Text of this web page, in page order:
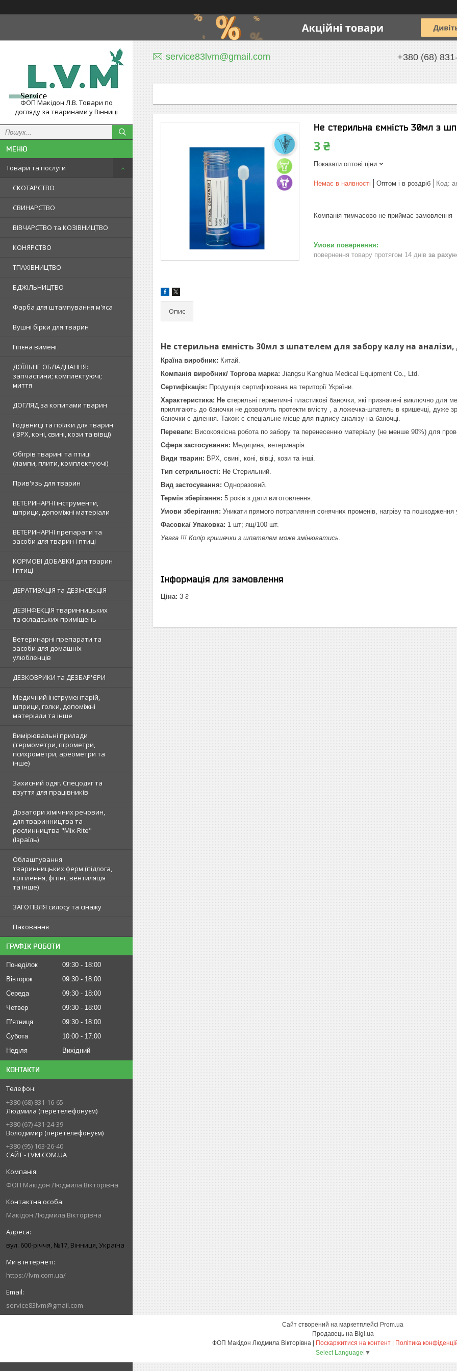
ФОП Макідон Л.В. Товари по
догляду за тваринами у Вінниці
Товари та послуги
СКОТАРСТВО
СВИНАРСТВО
ВІВЧАРСТВО та КОЗІВНИЦТВО
КОНЯРСТВО
ТПАХІВНИЦТВО
БДЖІЛЬНИЦТВО
Фарба для штампування м'яса
Вушні бірки для тварин
Гігієна вимені
ДОЇЛЬНЕ ОБЛАДНАННЯ:
запчастини; комплектуючі;
миття
ДОГЛЯД за копитами тварин
Годівниці та поїлки для тварин
( ВРХ, коні, свині, кози та вівці)
Обігрів тварині та птиці
(лампи, плити, комплектуючі)
Прив'язь для тварин
ВЕТЕРИНАРНІ інструменти,
шприци, допоміжні матеріали
ВЕТЕРИНАРНІ препарати та
засоби для тварин і птиці
КОРМОВІ ДОБАВКИ для тварин
і птиці
ДЕРАТИЗАЦІЯ та ДЕЗІНСЕКЦІЯ
ДЕЗІНФЕКЦІЯ тваринницьких
та складських приміщень
Ветеринарні препарати та
засоби для домашніх
улюбленців
ДЕЗКОВРИКИ та ДЕЗБАР'ЄРИ
Медичний інструментарій,
шприци, голки, допоміжні
матеріали та інше
Вимірювальні прилади
(термометри, гігрометри,
психрометри, ареометри та
інше)
Захисний одяг. Спецодяг та
взуття для працівників
Дозатори хімічних речовин,
для тваринництва та
рослинництва "Mix-Rite"
(Ізраїль)
Облаштування
тваринницьких ферм (підлога,
кріплення, фітінг, вентиляція
та інше)
ЗАГОТІВЛЯ силосу та сінажу
Паковання
ГРАФІК РОБОТИ
Понеділок 09:30
18:00
Вівторок
09:30
18:00
Середа
09:30
18:00
Четвер
09:30
18:00
Пʼятниця
09:30
18:00
Субота
10:00
17:00
Неділя
Вихідний
КОНТАКТИ
+380 (68) 831-16-65
Людмила (перетелефонуєм)
+380 (67) 431-24-39
Володимир (перетелефонуєм)
+380 (95) 163-26-40
САЙТ - LVM.COM.UA
ФОП Макідон Людмила Вікторівна
Макідон Людмила Вікторівна
вул. 600-річчя, №17, Вінниця, Україна
https://lvm.com.ua/
service83lvm@gmail.com
service83lvm@gmail.com +380 (68)
Не стерильна ємність 30мл з
3 ₴
Показати оптові ціни
Немає в наявності Оптом і в роздріб Код:
Компанія тимчасово не приймає замовлення
повернення товару протягом 14 днів за
Опис
Не стерильна ємність 30мл з шпателем для забору калу на
Країна виробник: Китай.
Компанія виробник/ Торгова марка: Jiangsu Kanghua Medical Equipment Co., Ltd.
Сертифікація: Продукція сертифікована на території України.
Характеристика: Не стерильні герметичні пластикові баночки, які призначені виключно для
прилягають до баночки не дозволять протекти вмісту , а ложечка-шпатель в кришечці, дуже
баночки є ділення. Також є спеціальне місце для підпису аналізу на баночці.
Переваги: Високоякісна робота по забору та перенесенню матеріалу (не менше 90%) для
Сфера застосування: Медицина, ветеринарія.
Види тварин: ВРХ, свині, коні, вівці, кози та інші.
Тип сетрильності: Не Стерильний.
Вид застосування: Одноразовий.
Термін зберігання: 5 років з дати виготовлення.
Умови зберігання: Уникати прямого потрапляння сонячних променів, нагріву та пошкодження
Фасовка/ Упаковка: 1 шт; ящ/100 шт.
Увага !!! Колір кришечки з шпателем може змінюватись.
Інформація для замовлення
Ціна: 3 ₴
Сайт створений на маркетплейсі Prom.ua
Продавець на Bigl.ua
Поскаржитися на контент
Політика
Select Language ▼